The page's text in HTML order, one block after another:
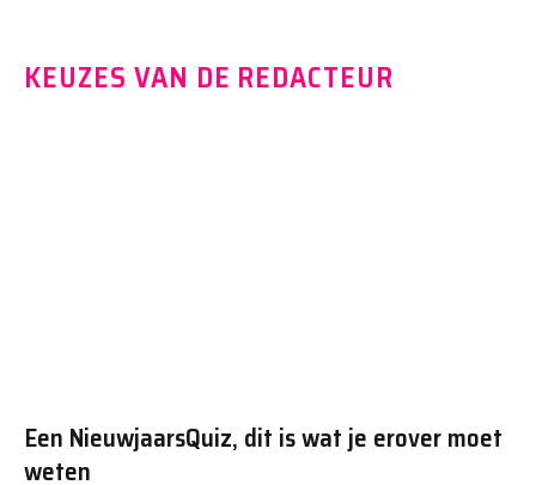
KEUZES VAN DE REDACTEUR
Een NieuwjaarsQuiz, dit is wat je erover moet
weten